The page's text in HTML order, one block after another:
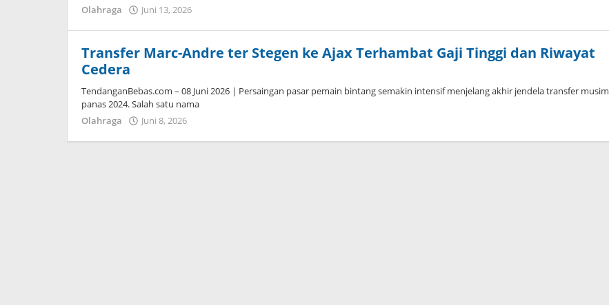
Olahraga
Juni 13, 2026
Transfer Marc-Andre ter Stegen ke Ajax Terhambat Gaji Tinggi dan Riwayat
Cedera
TendanganBebas.com – 08 Juni 2026 | Persaingan pasar pemain bintang semakin intensif menjelang akhir jendela transfer musim
panas 2024. Salah satu nama
Olahraga
Juni 8, 2026